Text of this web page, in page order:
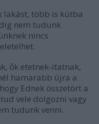
lakást, több is kútba
nem tudunk
nincs
ők etetnek-itatnak,
hamarabb újra a
Ednek összetört a
vele dolgozni vagy
tudunk venni.